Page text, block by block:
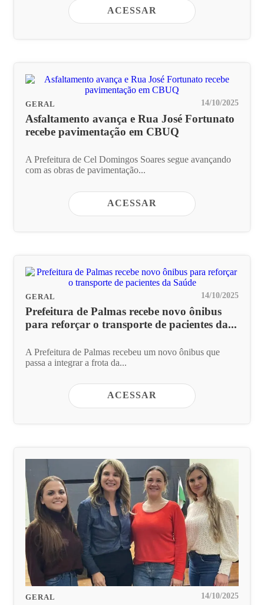
ACESSAR
GERAL 14/10/2025
Asfaltamento avança e Rua José Fortunato
recebe pavimentação em CBUQ
A Prefeitura de Cel Domingos Soares segue avançando
com as obras de pavimentação...
ACESSAR
GERAL 14/10/2025
Prefeitura de Palmas recebe novo ônibus
para reforçar o transporte de pacientes da...
A Prefeitura de Palmas recebeu um novo ônibus que
passa a integrar a frota da...
ACESSAR
GERAL 14/10/2025